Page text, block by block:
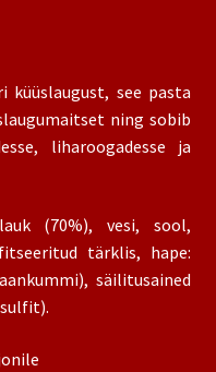
küüslaugust, see pasta
ning sobib
liharoogadesse ja
(70%), vesi, sool,
tärklis, hape:
säilitusained